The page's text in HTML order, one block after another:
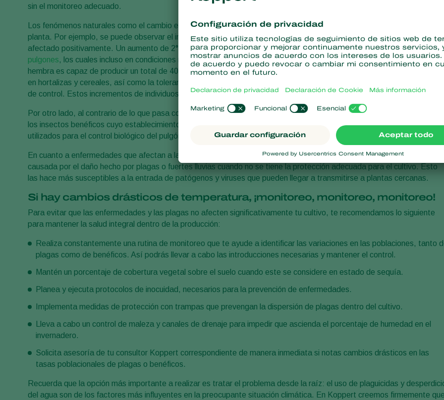
sin el monitoreo adecuado.
Los fenómenos naturales como el cambio en la temperatura traen consecuencias tanto en el invernadero como en la
planta. Por ejemplo, se puede observar el incremento de poblaciones de plagas cuyo ciclo de ovoposición se ve
afectado positivamente. Un aumento de 2°C en la atmósfera multiplica por cinco los ciclos de reproducción en áfidos, o
pulgones, los cuales incluso en condiciones normales pueden llegar a cantidades elevadas rápidamente ya que una
hembra es capaz de producir un total de 40 a 100 crías. Otros incrementos notables son las poblaciones de minadores
en hortalizas y cereales, así como la tolerancia de la mosca blanca en cultivos de pepino y tomate contra sus métodos
de control. Estos incrementos de individuos también se dan en otras plagas como las chinchesy trips.
Por otro lado, al contrario de lo que pasa con las plagas, los aumentos de temperatura suelen afectar negativamente a
los insectos benéficos cuyo establecimiento se reduce ampliamente como es el caso de los mosquitos cecidómicos,
utilizados para el control biológico del pulgón, causando un desequilibrio altamente desfavorable para el cultivo.
En cuanto a enfermedades que afectan a las plantas, suelen ser más recurrentes debido a la exposición de órganos
causada por el daño hecho por plagas o fuertes lluvias cuando no se tiene la protección adecuada para el cultivo. Esto
las hace más susceptibles a la entrada de patógenos y viruses que pueden llegar a transmitirse a plantas cercanas.
Si hay cambios drásticos de temperatura, ¡monitoreo, monitoreo, monitoreo!
Para evitar que las enfermedades y las plagas no afecten significativamente tu cultivo, te recomendamos lo siguiente
para mantener la salud integral dentro de la producción:
Realiza constantemente una rutina de monitoreo que te ayude a identificar las variaciones en las poblaciones, tanto
plagas como de benéficos. Así podrás llevar a cabo las introducciones necesarias y mantener el control.
Mantén un porcentaje de cobertura vegetal sobre el suelo cuando este se considere en estado de sequía.
Planea y ejecuta protocolos de inocuidad, necesarios para la prevención de enfermedades.
Implementa medidas de protección con trampas que prevengan la dispersión de plagas dentro del cultivo.
Lleva a cabo un control de maleza y canales de drenaje para impedir que ascienda el porcentaje de humedad en el
invernadero.
Solicita asesoría de tu consultor Koppert correspondiente de manera inmediata si notas cambios drásticos en las
tasas poblacionales de plagas o benéficos.
Recuerda que la opción más importante a realizar es tratar el problema desde la raíz: el uso de plaguicidas y
del agua son de los factores más influyentes en la preocupante situación climática. En Koppert creemos firmemente